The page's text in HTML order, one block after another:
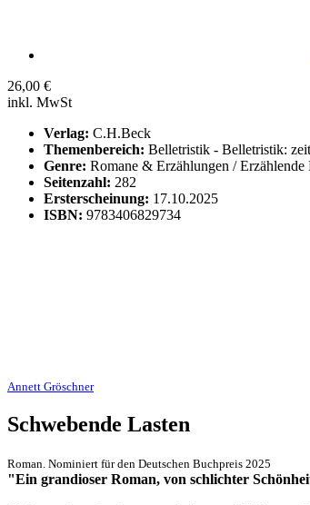
26,00 €
inkl. MwSt
Verlag: C.H.Beck
Themenbereich: Belletristik - Belletristik:
Genre: Romane & Erzählungen / Erzählende
Seitenzahl: 282
Ersterscheinung: 17.10.2025
ISBN: 9783406829734
Annett Gröschner
Schwebende Lasten
Roman. Nominiert für den Deutschen Buchpreis 2025
"Ein grandioser Roman, von schlichter